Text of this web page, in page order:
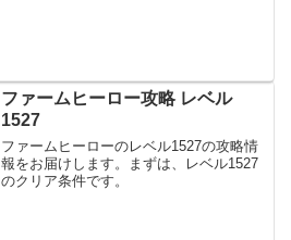
ファームヒーロー攻略 レベル
1527
ファームヒーローのレベル1527の攻略情
報をお届けします。まずは、レベル1527
のクリア条件です。